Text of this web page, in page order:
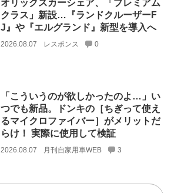
オリックスカーシェア、「プレミアム
クラス」新設…『ランドクルーザーF
J』や『エルグランド』新型を導入へ
2026.08.07 レスポンス 0
「こういうのが欲しかったのよ…」い
つでも新品。ドンキの［ちぎって使え
るマイクロファイバー］がメリットだ
らけ！ 実際に使用して検証
2026.08.07 月刊自家用車WEB 3